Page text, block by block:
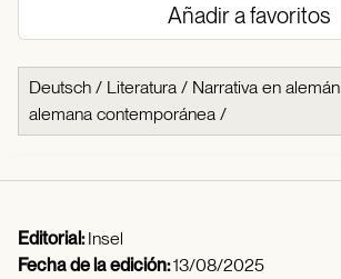
Añadir a favoritos
Deutsch / Literatura / Narrativa en alemán
alemana contemporánea /
Editorial:Insel
Fecha de la edición:13/08/2025